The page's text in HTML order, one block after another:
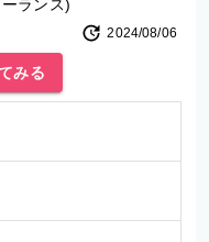
ランス)
2024/08/06
みる